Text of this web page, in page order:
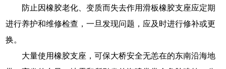
防止因橡胶老化、变质而失去作用滑板橡胶支座应定期
进行养护和维修检查，一旦发现问题，应及时进行修补或更
换。
大量使用橡胶支座，可保大桥安全无恙在的东南沿海地